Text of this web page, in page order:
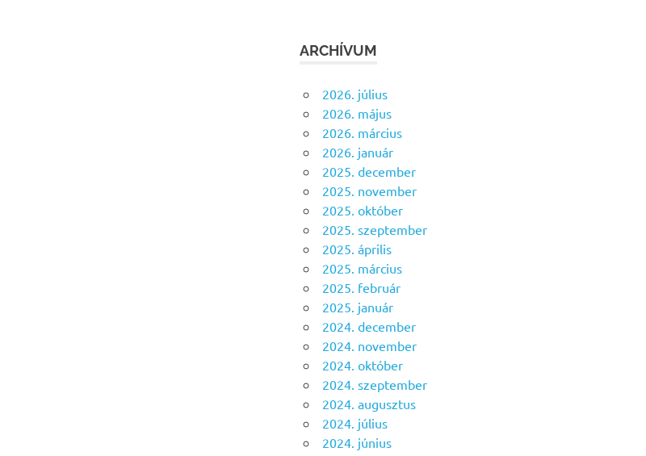
ARCHÍVUM
2026. július
2026. május
2026. március
2026. január
2025. december
2025. november
2025. október
2025. szeptember
2025. április
2025. március
2025. február
2025. január
2024. december
2024. november
2024. október
2024. szeptember
2024. augusztus
2024. július
2024. június